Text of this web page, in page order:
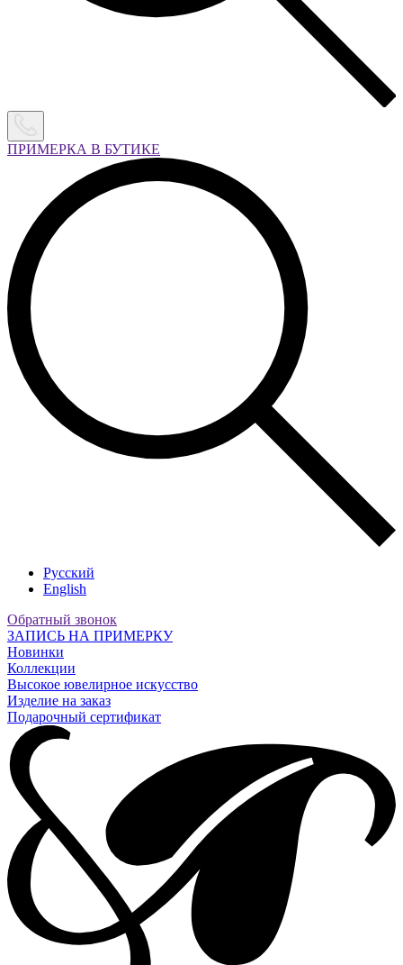
ПРИМЕРКА В БУТИКЕ
Русский
English
Обратный звонок
ЗАПИСЬ НА ПРИМЕРКУ
Новинки
Коллекции
Высокое ювелирное искусство
Изделие на заказ
Подарочный сертификат